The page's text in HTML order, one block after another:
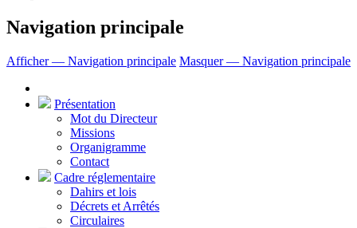
Navigation principale
Afficher — Navigation principale Masquer — Navigation principale
Présentation
Mot du Directeur
Missions
Organigramme
Contact
Cadre réglementaire
Dahirs et lois
Décrets et Arrêtés
Circulaires